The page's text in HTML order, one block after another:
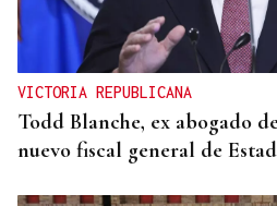
La playlist de... Jay Doe
VICTORIA REPUBLICANA
Todd Blanche, ex abogado
nuevo fiscal general de